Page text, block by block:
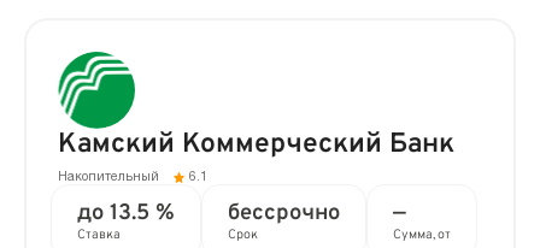
Камский Коммерческий Банк
Накопительный 6.1
до 13.5 %
Ставка
бессрочно
Срок
—
Сумма, от